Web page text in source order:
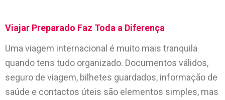
Viajar Preparado Faz Toda a Diferença
Uma viagem internacional é muito mais tranquila
quando tens tudo organizado. Documentos válidos,
seguro de viagem, bilhetes guardados, informação de
saúde e contactos úteis são elementos simples, mas